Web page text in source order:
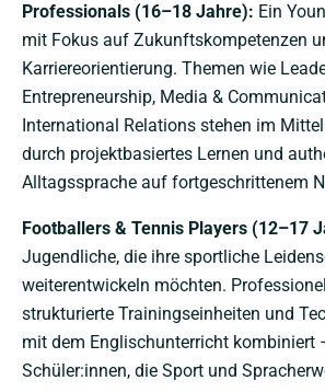
Professionals (16–18 Jahre): Ein
mit Fokus auf Zukunftskompetenzen
Karriereorientierung. Themen wie
Entrepreneurship, Media &
International Relations stehen im
durch projektbasiertes Lernen und
Alltagssprache auf fortgeschrittenem
Footballers & Tennis Players (12–17
Jugendliche, die ihre sportliche
weiterentwickeln möchten.
strukturierte Trainingseinheiten und
mit dem Englischunterricht kombiniert
Schüler:innen, die Sport und